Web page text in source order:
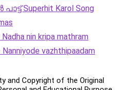
Superhit Karol Song
nin kripa mathram
vazhthipaadam
and Copyright of the Original